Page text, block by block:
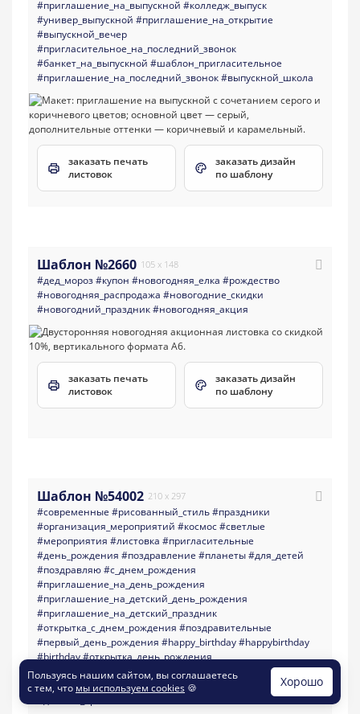
#приглашение_на_выпускной #колледж_выпуск
#универ_выпускной #приглашение_на_открытие
#выпускной_вечер
#пригласительное_на_последний_звонок
#банкет_на_выпускной #шаблон_пригласительное
#приглашение_на_последний_звонок#выпускной_школа
заказать печать
листовок
заказать дизайн
по шаблону
Шаблон №2660 105 x 148
#дед_мороз#купон #новогодняя_елка #рождество
#новогодняя_распродажа #новогодние_скидки
#новогодний_праздник#новогодняя_акция
заказать печать
листовок
заказать дизайн
по шаблону
Шаблон №54002 210 x 297
#современные #рисованный_стиль#праздники
#организация_мероприятий #космос#светлые
#мероприятия #листовка #пригласительные
#день_рождения #поздравление #планеты#для_детей
#поздравляю#с_днем_рождения
#приглашение_на_день_рождения
#приглашение_на_детский_день_рождения
#приглашение_на_детский_праздник
#открытка_с_днем_рождения #поздравительные
#первый_день_рождения #happy_birthday#happybirthday
#birthday#открытка_день_рождения
#поздравление_на_день_рождения
#день_рождения_мальчика #детский_праздник
Пользуясь нашим сайтом, вы соглашаетесь
с тем, что мы используем cookies 🍪 Хорошо